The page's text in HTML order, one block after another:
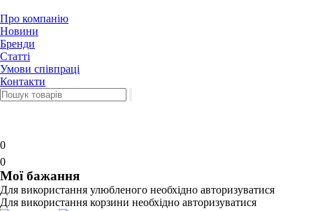
Про компанію
Новини
Бренди
Статті
Умови співпраці
Контакти
0
0
Мої бажання
Для використання улюбленого необхідно авторизуватися
Для використання корзини необхідно авторизуватися